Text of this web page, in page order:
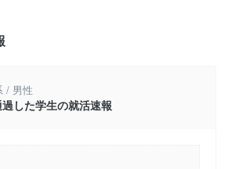
/ 男性
した学生の就活速報